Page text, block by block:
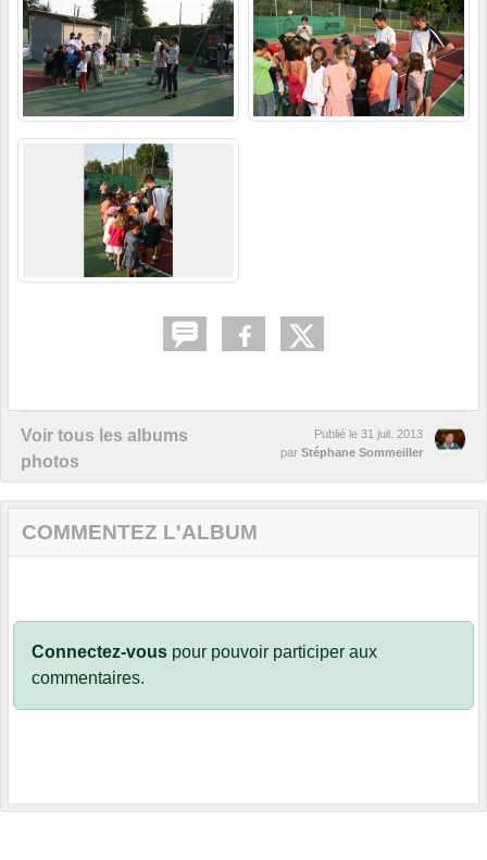
Voir tous les albums
photos
Publié le 31 juil. 2013
par Stéphane Sommeiller
COMMENTEZ L'ALBUM
Connectez-vous pour pouvoir participer aux
commentaires.